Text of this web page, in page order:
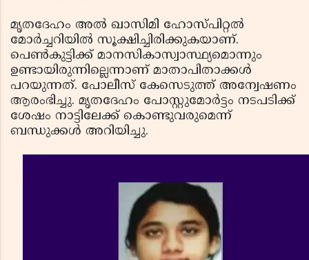
മൃതദേഹം അല്‍ ഖാസിമി ഹോസ്പിറ്റല്‍
മോര്‍ച്ചറിയില്‍ സൂക്ഷിച്ചിരിക്കുകയാണ്.
പെണ്‍കുട്ടിക്ക് മാനസികാസ്വാസ്ഥ്യമൊന്നും
ഉണ്ടായിരുന്നില്ലെന്നാണ് മാതാപിതാക്കള്‍
പറയുന്നത്. പോലീസ് കേസെടുത്ത് അന്വേഷണം
ആരംഭിച്ചു. മൃതദേഹം പോസ്റ്റുമോര്‍ട്ടം നടപടിക്ക്
ശേഷം നാട്ടിലേക്ക് കൊണ്ടുവരുമെന്ന്
ബന്ധുക്കള്‍ അറിയിച്ചു.